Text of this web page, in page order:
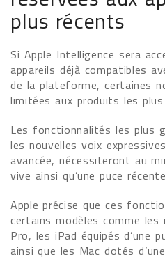
plus récents
Si Apple Intelligence sera
appareils déjà compatibles
de la plateforme, certaines
limitées aux produits les
Les fonctionnalités les plus
les nouvelles voix
avancée, nécessiteront au
vive ainsi qu’une puce
Apple précise que ces
certains modèles comme
Pro, les iPad équipés d’une
ainsi que les Mac dotés